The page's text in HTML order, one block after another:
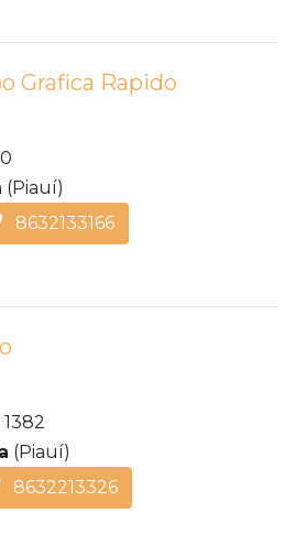
Grafica Rapido
(Piauí)
8632133166
(Piauí)
8632213326